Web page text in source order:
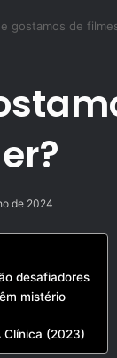
gostamos de
de 2024
desafiadores
mistério
Clínica (2023)